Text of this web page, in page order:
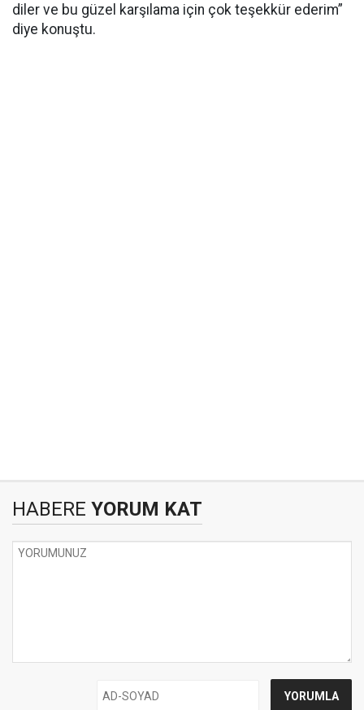
diler ve bu güzel karşılama için çok teşekkür ederim”
diye konuştu.
HABERE YORUM KAT